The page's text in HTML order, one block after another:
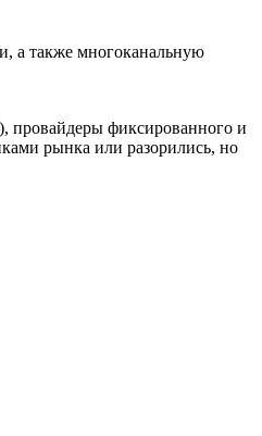
а также многоканальную
провайдеры фиксированного и
рынка или разорились, но